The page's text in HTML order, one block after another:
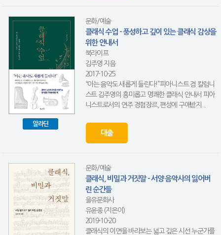
알라딘
문화/예술
클래식 수업 - 풍성하고 깊이 있는 클래식 감상을
위한 안내서
북라이프
김주영 지음
2017-10-25
“아는 음악도 새롭게 들린다!”피아니스트 겸 칼럼니
스트 김주영의 흥미롭고 명쾌한 클래식 안내서 피아
니스트로서의 연주 경험장르, 편성에 구애받지...
대출
문화/예술
클래식, 비밀과 거짓말 - 서양 음악사의 잃어버
린 순간들
을유문화사
유윤종 (지은이)
2019-10-20
클래식의 이면을 바라보는 넓고 깊은 시선 누군가를